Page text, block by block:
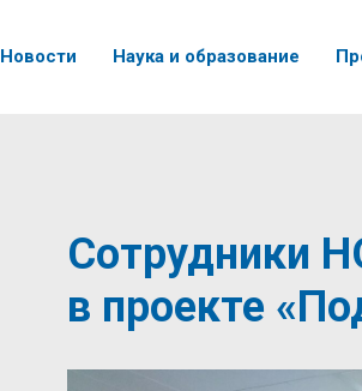
Новости Наука и образование
Сотрудники
в проекте